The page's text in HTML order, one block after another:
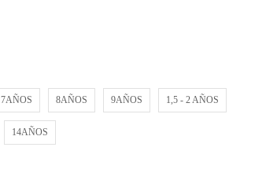
7AÑOS 8AÑOS 9AÑOS 1,5 - 2 AÑOS
14AÑOS